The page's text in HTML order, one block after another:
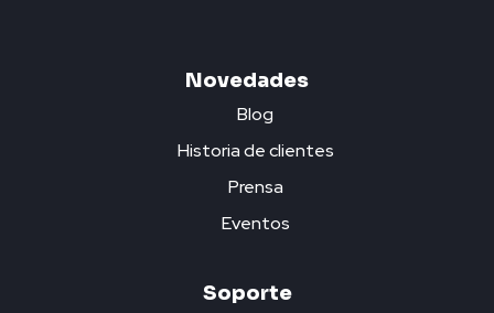
Novedades
Blog
Historia de clientes
Prensa
Eventos
Soporte